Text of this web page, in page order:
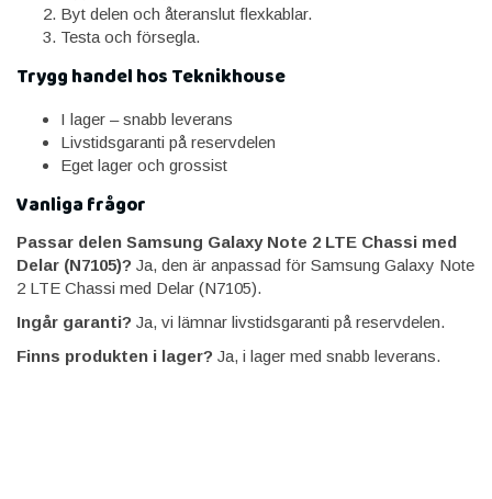
Byt delen och återanslut flexkablar.
Testa och försegla.
Trygg handel hos Teknikhouse
I lager – snabb leverans
Livstidsgaranti på reservdelen
Eget lager och grossist
Vanliga frågor
Passar delen Samsung Galaxy Note 2 LTE Chassi med
Delar (N7105)? Ja, den är anpassad för Samsung Galaxy Note
2 LTE Chassi med Delar (N7105).
Ingår garanti? Ja, vi lämnar livstidsgaranti på reservdelen.
Finns produkten i lager? Ja, i lager med snabb leverans.